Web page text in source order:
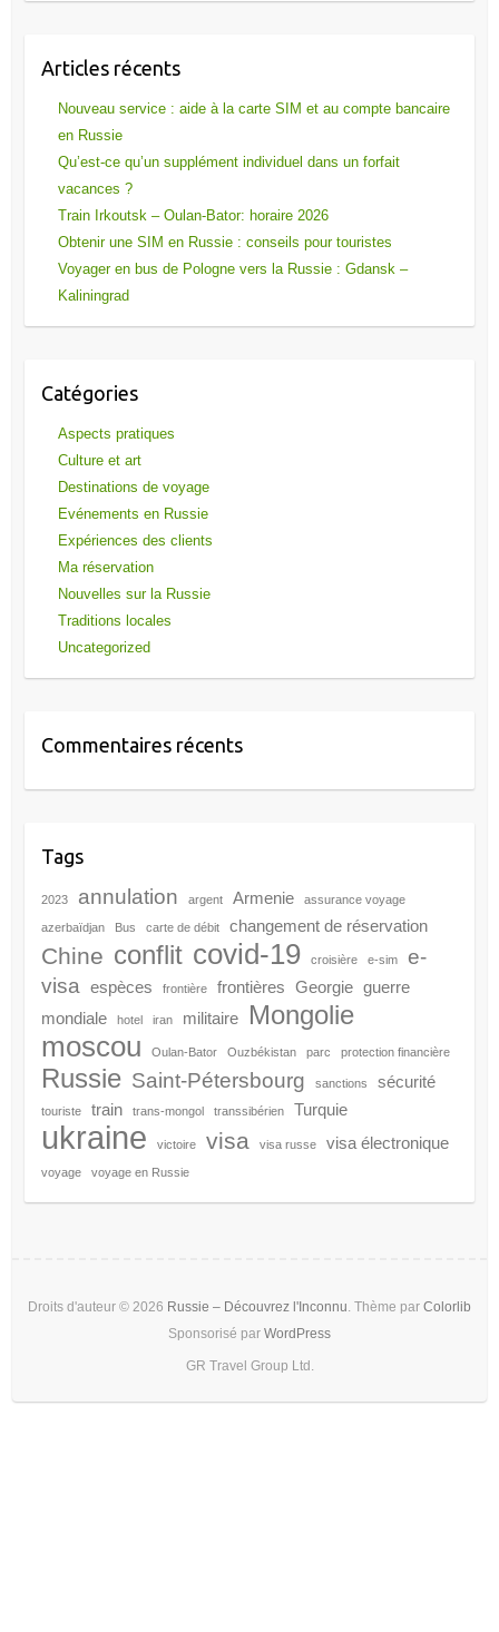
Articles récents
Nouveau service : aide à la carte SIM et au compte bancaire
en Russie
Qu’est-ce qu’un supplément individuel dans un forfait
vacances ?
Train Irkoutsk – Oulan-Bator: horaire 2026
Obtenir une SIM en Russie : conseils pour touristes
Voyager en bus de Pologne vers la Russie : Gdansk –
Kaliningrad
Catégories
Aspects pratiques
Culture et art
Destinations de voyage
Evénements en Russie
Expériences des clients
Ma réservation
Nouvelles sur la Russie
Traditions locales
Uncategorized
Commentaires récents
Tags
2023 annulation argent Armenie assurance voyage
azerbaïdjan Bus carte de débit changement de réservation
Chine conflit covid-19 croisière e-sim
e-
visa espèces frontière frontières Georgie guerre
mondiale
hotel iran militaire Mongolie
moscou Oulan-Bator Ouzbékistan parc protection financière
Russie Saint-Pétersbourg sanctions sécurité
touriste train trans-mongol transsibérien Turquie
ukraine victoire visa visa russe visa électronique
voyage voyage en Russie
Droits d'auteur © 2026 Russie – Découvrez l'Inconnu. Thème par Colorlib
Sponsorisé par WordPress
GR Travel Group Ltd.